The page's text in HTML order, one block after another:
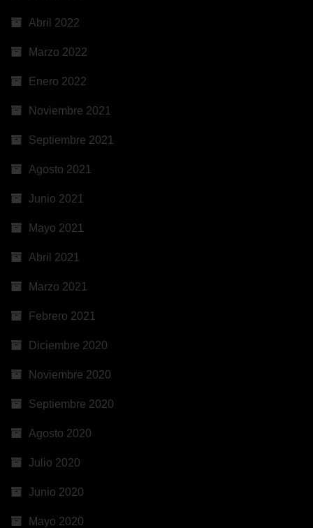
Abril 2022
Marzo 2022
Enero 2022
Noviembre 2021
Septiembre 2021
Agosto 2021
Junio 2021
Mayo 2021
Abril 2021
Marzo 2021
Febrero 2021
Diciembre 2020
Noviembre 2020
Septiembre 2020
Agosto 2020
Julio 2020
Junio 2020
Mayo 2020